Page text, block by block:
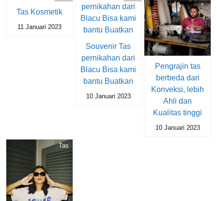
Tas Kosmetik
11 Januari 2023
Souvenir Tas
pernikahan dari
Blacu Bisa kami
bantu Buatkan
10 Januari 2023
Pengrajin tas
berbeda dari
Konveksi, lebih
Ahli dan
Kualitas tinggi
10 Januari 2023
Tas